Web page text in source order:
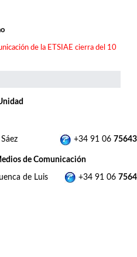
de la ETSIAE cierra del 10
Sáez +34 91 06 75643
de Comunicación
de Luis +34 91 06